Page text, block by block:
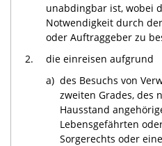
unabdingbar ist, wobei
Notwendigkeit durch
oder Auftraggeber zu
2.
die einreisen aufgrund
a) des Besuchs von
zweiten Grades, des
Hausstand
Lebensgefährten
Sorgerechts oder